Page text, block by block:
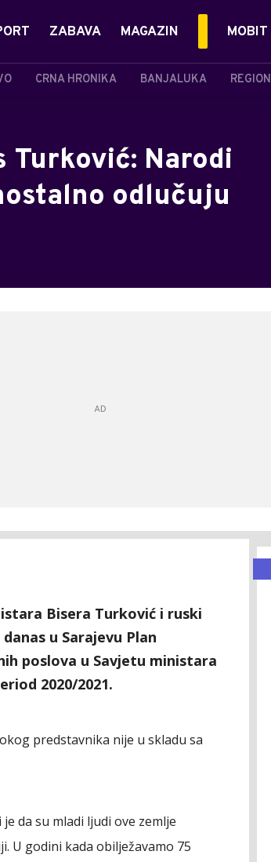
CRNA HRONIKA BANJALUKA REGION
ZABAVA MAGAZIN MOBIT
Turković: Narodi
odlučuju
Bisera Turković i ruski
u Sarajevu Plan
poslova u Savjetu ministara
2020/2021.
predstavnika nije u skladu sa
da su mladi ljudi ove zemlje
U godini kada obilježavamo 75